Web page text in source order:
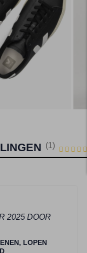
(1) 1
5
2025 DOOR
LOPEN